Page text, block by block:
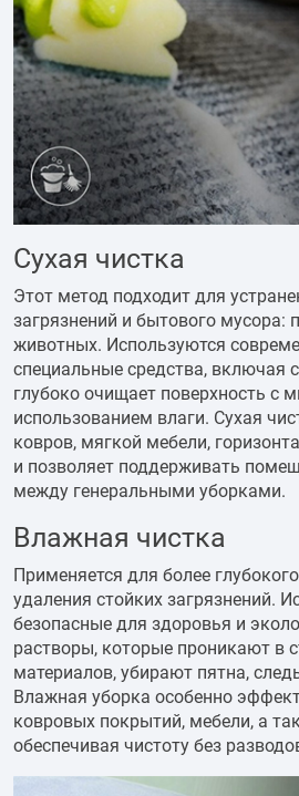
Сухая чистка
Этот метод подходит для
загрязнений и бытового мусора:
животных. Используются
специальные средства, включая
глубоко очищает поверхность с
использованием влаги. Сухая
ковров, мягкой мебели,
и позволяет поддерживать
между генеральными уборками.
Влажная чистка
Применяется для более
удаления стойких загрязнений.
безопасные для здоровья и
растворы, которые проникают в
материалов, убирают пятна,
Влажная уборка особенно
ковровых покрытий, мебели, а
обеспечивая чистоту без